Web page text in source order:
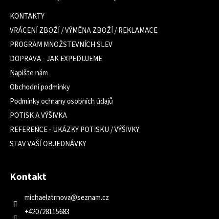
KONTAKTY
VRÁCENÍ ZBOŽÍ / VÝMĚNA ZBOŽÍ / REKLAMACE
PROGRAM MNOŽSTEVNÍCH SLEV
DOPRAVA - JAK EXPEDUJEME
Napište nám
Obchodní podmínky
Podmínky ochrany osobních údajů
POTISK A VÝŠIVKA
REFERENCE - UKÁZKY POTISKU / VÝŠIVKY
STAV VAŠÍ OBJEDNÁVKY
Kontakt
michaelatrnova@seznam.cz
+420728115683